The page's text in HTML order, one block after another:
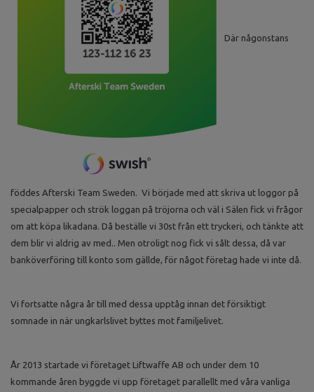
Där någonstans
föddes Afterski Team Sweden. Vi började med att skriva ut loggor på
specialpapper och strök loggan på tröjorna och väl i Sälen fick vi frågor
om att köpa likadana. Då beställe vi 30st från ett tryckeri, och tänkte att
dem blir vi aldrig av med.. Men otroligt nog fick vi sålt dessa, då var
banköverföring till konto som gällde, för något företag hade vi inte då.
Vi fortsatte några år till med dessa upptåg innan det försiktigt
somnade in när ungkarlslivet byttes mot familjelivet.
År 2013 startade vi företaget Liftwaffe AB och under dem 10
kommande åren byggde vi upp företaget parallellt med våra vanliga